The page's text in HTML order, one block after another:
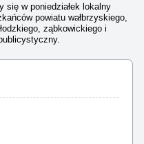
się w poniedziałek lokalny
powiatu wałbrzyskiego,
ząbkowickiego i